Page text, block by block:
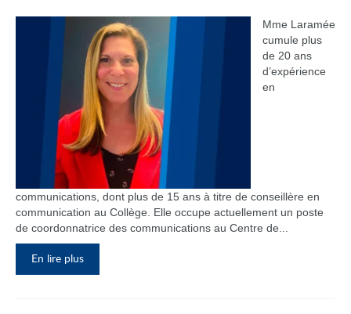
Mme Laramée
cumule plus
de 20 ans
d’expérience
en
communications, dont plus de 15 ans à titre de conseillère en
communication au Collège. Elle occupe actuellement un poste
de coordonnatrice des communications au Centre de...
En lire plus